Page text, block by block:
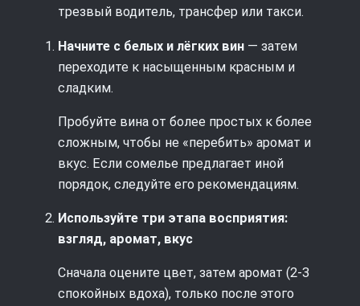
трезвый водитель, трансфер или такси.
Начните с белых и лёгких вин — затем
переходите к насыщенным красным и
сладким.
Пробуйте вина от более простых к более
сложным, чтобы не «перебить» аромат и
вкус. Если сомелье предлагает иной
порядок, следуйте его рекомендациям.
Используйте три этапа восприятия:
взгляд, аромат, вкус
Сначала оцените цвет, затем аромат (2-3
спокойных вдоха), только после этого